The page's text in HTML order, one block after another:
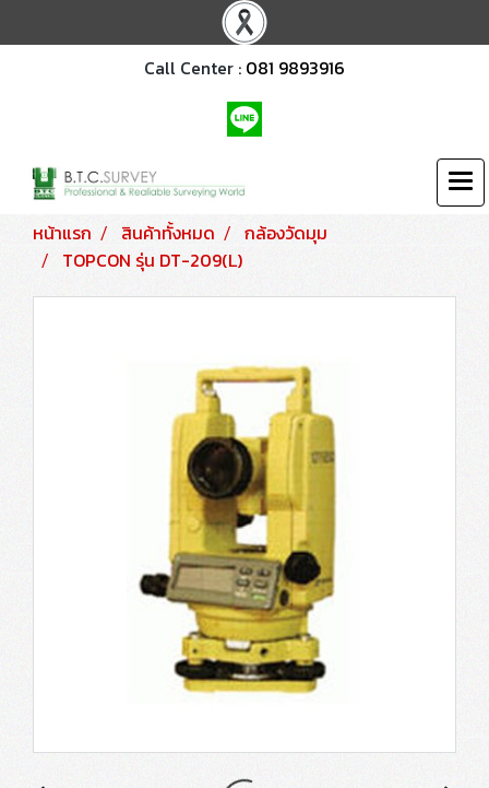
Call Center : 081 9893916
หน้าแรก สินค้าทั้งหมด
กล้องวัดมุม
TOPCON รุ่น DT-209(L)